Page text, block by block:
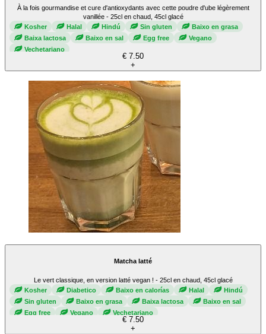
À la fois gourmandise et cure d'antioxydants avec cette poudre d'ube légèrement
vanillée - 25cl en chaud, 45cl glacé
Kosher
Halal Hindú Sin gluten
Baixo en grasa
Baixa lactosa
Baixo en sal Egg free
Vegano
Vechetariano
€ 7.50
+
Matcha latté
Le vert classique, en version latté vegan ! - 25cl en chaud, 45cl glacé
Kosher
Diabetico Baixo en calorías Halal
Hindú
Sin gluten
Baixo en grasa Baixa lactosa
Baixo en sal
Egg free
Vegano Vechetariano
€ 7.50
+